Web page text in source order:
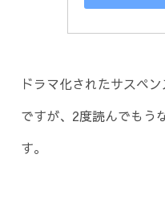
ドラマ化されたサスペ
ですが、2度読んでもう
す。